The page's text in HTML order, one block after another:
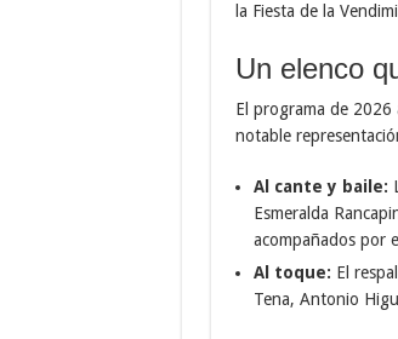
la Fiesta de la
Un elenco
El programa de
notable
Al cante y baile:
Esmeralda
acompañados por
Al toque: El
Tena, Antonio